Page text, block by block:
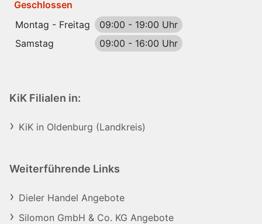
Geschlossen
Montag - Freitag
09:00 - 19:00 Uhr
Samstag
09:00 - 16:00 Uhr
KiK Filialen in:
KiK in Oldenburg (Landkreis)
Weiterführende Links
Dieler Handel Angebote
Silomon GmbH & Co. KG Angebote